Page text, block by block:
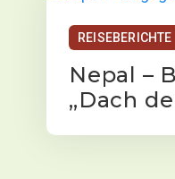
REISEBERICHTE
Nepal –
„Dach